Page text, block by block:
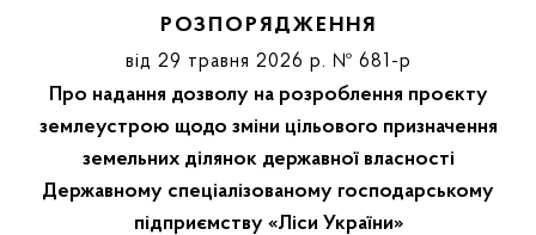
РОЗПОРЯДЖЕННЯ
від 29 травня 2026 р. № 681-р
Про надання дозволу на розроблення проєкту
землеустрою щодо зміни цільового призначення
земельних ділянок державної власності
Державному спеціалізованому господарському
підприємству «Ліси України»